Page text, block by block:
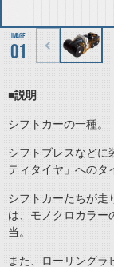
01
■説明
シフトカーの一種。
シフトブレスなどに
ティタイヤ」へのタ
シフトカーたちが走
は、モノクロカラー
当。
また、ローリング